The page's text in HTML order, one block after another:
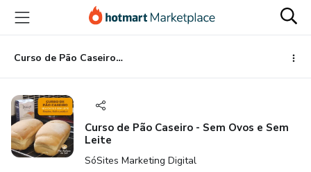
para
conteúdo
principal
para
pagamento
para
rodapé
Curso de Pão Caseiro - Sem Ovos e Sem Leite
Curso de Pão Caseiro - Sem Ovos e Sem
Leite
SóSites Marketing Digital